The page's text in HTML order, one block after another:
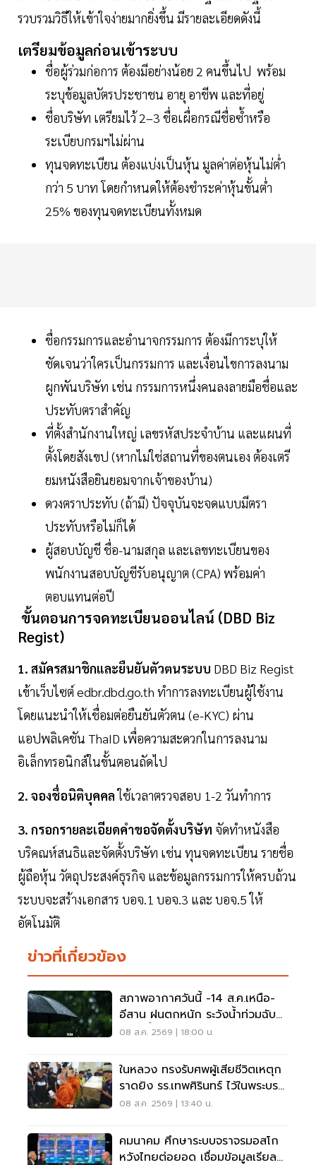
รวบรวมวิธีให้เข้าใจง่ายมากยิ่งขึ้น มีรายละเอียดดังนี้
เตรียมข้อมูลก่อนเข้าระบบ
ชื่อผู้ร่วมก่อการ ต้องมีอย่างน้อย 2 คนขึ้นไป พร้อม
ระบุข้อมูลบัตรประชาชน อายุ อาชีพ และที่อยู่
ชื่อบริษัท เตรียมไว้ 2–3 ชื่อเผื่อกรณีชื่อซ้ำหรือ
ระเบียบกรมฯไม่ผ่าน
ทุนจดทะเบียน ต้องแบ่งเป็นหุ้น มูลค่าต่อหุ้นไม่ต่ำ
กว่า 5 บาท โดยกำหนดให้ต้องชำระค่าหุ้นขั้นต่ำ
25% ของทุนจดทะเบียนทั้งหมด
ชื่อกรรมการและอำนาจกรรมการ ต้องมีการะบุให้
ชัดเจนว่าใครเป็นกรรมการ และเงื่อนไขการลงนาม
ผูกพันบริษัท เช่น กรรมการหนึ่งคนลงลายมือชื่อและ
ประทับตราสำคัญ
ที่ตั้งสำนักงานใหญ่ เลขรหัสประจำบ้าน และแผนที่
ตั้งโดยสังเขป (หากไม่ใช่สถานที่ของตนเอง ต้องเตรี
ยมหนังสือยินยอมจากเจ้าของบ้าน)
ดวงตราประทับ (ถ้ามี) ปัจจุบันจะจดแบบมีตรา
ประทับหรือไม่ก็ได้
ผู้สอบบัญชี ชื่อ-นามสกุล และเลขทะเบียนของ
พนักงานสอบบัญชีรับอนุญาต (CPA) พร้อมค่า
ตอบแทนต่อปี️
ขั้นตอนการจดทะเบียนออนไลน์ (DBD Biz
Regist)
1. สมัครสมาชิกและยืนยันตัวตนระบบ DBD Biz Regist
เข้าเว็บไซต์ edbr.dbd.go.th ทำการลงทะเบียนผู้ใช้งาน
โดยแนะนำให้เชื่อมต่อยืนยันตัวตน (e-KYC) ผ่าน
แอปพลิเคชัน ThaID เพื่อความสะดวกในการลงนาม
อิเล็กทรอนิกส์ในขั้นตอนถัดไป
2. จองชื่อนิติบุคคลใช้เวลาตรวจสอบ 1-2 วันทำการ
3. กรอกรายละเอียดคำขอจัดตั้งบริษัท จัดทำหนังสือ
บริคณห์สนธิและจัดตั้งบริษัท เช่น ทุนจดทะเบียน รายชื่อ
ผู้ถือหุ้น วัตถุประสงค์ธุรกิจ และข้อมูลกรรมการให้ครบถ้วน
ระบบจะสร้างเอกสาร บอจ.1 บอจ.3 และ บอจ.5 ให้
อัตโนมัติ
ข่าวที่เกี่ยวข้อง
สภาพอากาศวันนี้ -14 ส.ค.เหนือ-
อีสาน ฝนตกหนัก ระวังน้ำท่วมฉับ
พลัน น้ำป่าไหลหลาก
08 ส.ค. 2569 | 18:00 น.
ในหลวง ทรงรับศพผู้เสียชีวิตเหตุก
ราดยิง รร.เทพศิรินทร์ ไว้ในพระบรม
ราชานุเคราะห์
08 ส.ค. 2569 | 13:40 น.
คมนาคม ศึกษาระบบจราจรมอสโก
หวังไทยต่อยอด เชื่อมข้อมูลเรียล